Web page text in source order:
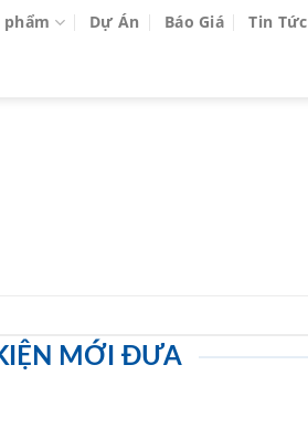
phẩm Dự Án Báo Giá Tin Tức
MỚI ĐƯA